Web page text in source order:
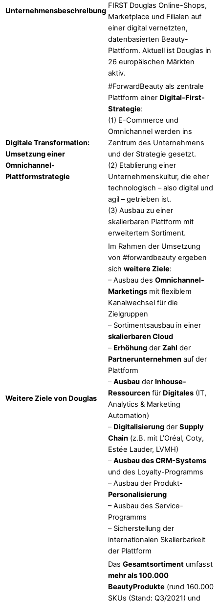
Unternehmensbeschreibung
FIRST Douglas Online-Shops,
Marketplace und Filialen auf
einer digital vernetzten,
datenbasierten Beauty-
Plattform. Aktuell ist Douglas in
26 europäischen Märkten
aktiv.
Digitale Transformation:
Umsetzung einer
Omnichannel-
Plattformstrategie
#ForwardBeauty als zentrale
Plattform einer Digital-First-
Strategie:
(1) E-Commerce und
Omnichannel werden ins
Zentrum des Unternehmens
und der Strategie gesetzt.
(2) Etablierung einer
Unternehmenskultur, die eher
technologisch – also digital und
agil – getrieben ist.
(3) Ausbau zu einer
skalierbaren Plattform mit
erweitertem Sortiment.
Weitere Ziele von Douglas
Im Rahmen der Umsetzung
von #forwardbeauty ergeben
sich weitere Ziele:
– Ausbau des Omnichannel-
Marketings mit flexiblem
Kanalwechsel für die
Zielgruppen
– Sortimentsausbau in einer
skalierbaren Cloud
– Erhöhung der Zahl der
Partnerunternehmen auf der
Plattform
–Ausbau der Inhouse-
Ressourcen für Digitales (IT,
Analytics & Marketing
Automation)
– Digitalisierung der Supply
Chain (z.B. mit L’Oréal, Coty,
Estée Lauder, LVMH)
–Ausbau des CRM-Systems
und des Loyalty-Programms
– Ausbau der Produkt-
Personalisierung
– Ausbau des Service-
Programms
– Sicherstellung der
internationalen Skalierbarkeit
der Plattform
Das Gesamtsortiment umfasst
mehr als 100.000
BeautyProdukte (rund 160.000
SKUs (Stand: Q3/2021) und